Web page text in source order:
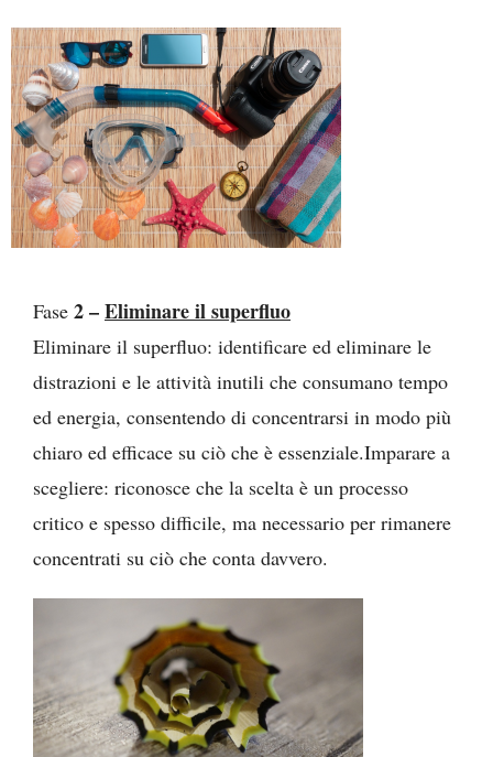
Fase 2 –Eliminare il superfluo
Eliminare il superfluo: identificare ed eliminare le
distrazioni e le attività inutili che consumano tempo
ed energia, consentendo di concentrarsi in modo più
chiaro ed efficace su ciò che è essenziale.Imparare a
scegliere: riconosce che la scelta è un processo
critico e spesso difficile, ma necessario per rimanere
concentrati su ciò che conta davvero.